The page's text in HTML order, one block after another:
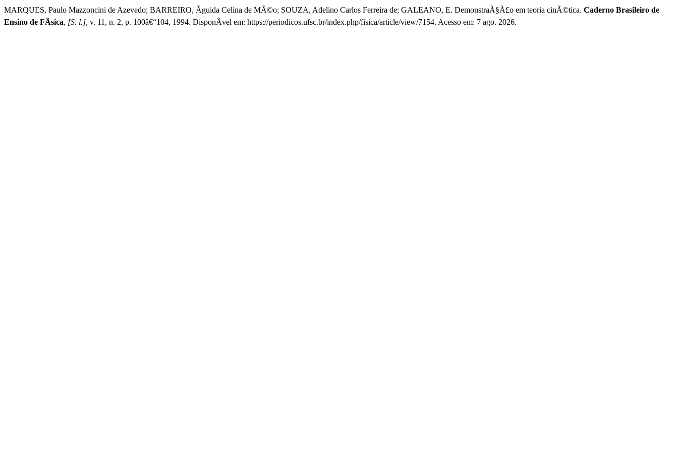
MARQUES, Paulo Mazzoncini de Azevedo; BARREIRO, Ãguida Celina de MÃ©o; SOUZA, Adelino Carlos Ferreira de; GALEANO, E. DemonstraÃ§Ã£o em teoria cinÃ©tica. Caderno Brasileiro de
Ensino de FÃ­sica, [S. l.], v. 11, n. 2, p. 100â€“104, 1994. DisponÃ­vel em: https://periodicos.ufsc.br/index.php/fisica/article/view/7154. Acesso em: 7 ago. 2026.